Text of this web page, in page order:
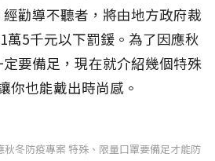
勸導不聽者，將由地方政府裁
萬5千元以下罰鍰。為了因應秋
要備足，現在就介紹幾個特殊
你也能戴出時尚感。
秋冬防疫專案 特殊、限量口罩要備足才能防